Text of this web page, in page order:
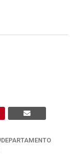
DEPARTAMENTO